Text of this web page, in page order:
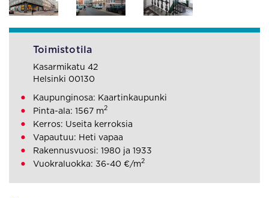
Toimistotila
Kasarmikatu 42
Helsinki 00130
Kaupunginosa: Kaartinkaupunki
Pinta-ala: 1567 m2
Kerros: Useita kerroksia
Vapautuu: Heti vapaa
Rakennusvuosi: 1980 ja 1933
Vuokraluokka: 36-40 €/m2